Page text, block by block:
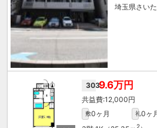
埼玉県さい
3039.6万円
12,000円
敷0ヶ月 礼0ヶ
2